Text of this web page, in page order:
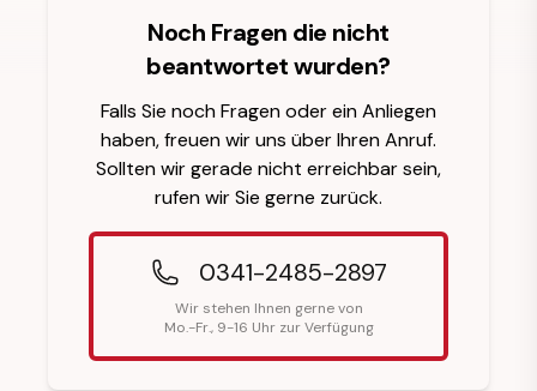
Noch Fragen die nicht
beantwortet wurden?
Falls Sie noch Fragen oder ein Anliegen
haben, freuen wir uns über Ihren Anruf.
Sollten wir gerade nicht erreichbar sein,
rufen wir Sie gerne zurück.
0341-2485-2897
Wir stehen Ihnen gerne von
Mo.-Fr., 9-16 Uhr zur Verfügung